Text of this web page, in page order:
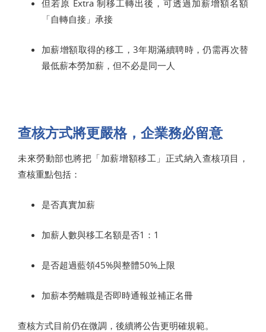
但若原 Extra 制移工轉出後，可透過加薪增額名額
「自轉自接」承接
加薪增額取得的移工，3年期滿續聘時，仍需再次替
最低薪本勞加薪，但不必是同一人
查核方式將更嚴格，企業務必留意
未來勞動部也將把「加薪增額移工」正式納入查核項目，
查核重點包括：
是否真實加薪
加薪人數與移工名額是否1：1
是否超過藍領45%與整體50%上限
加薪本勞離職是否即時通報並補正名冊
查核方式目前仍在微調，後續將公告更明確規範。